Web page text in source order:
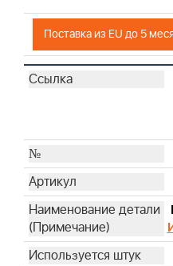
Поставка из EU до 5